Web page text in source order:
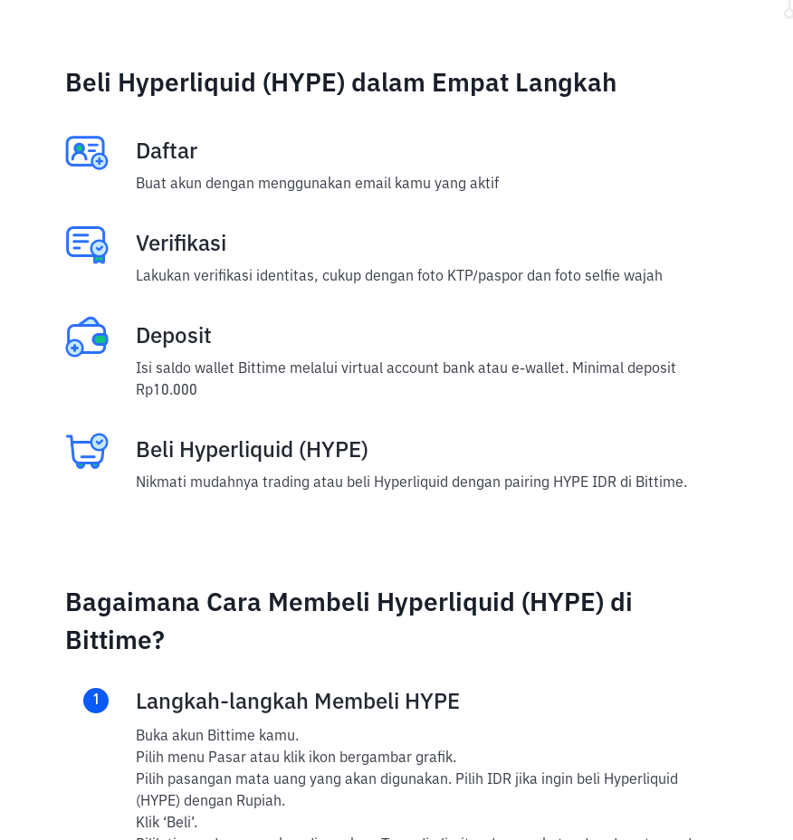
Beli Hyperliquid (HYPE) dalam Empat Langkah
Daftar
Buat akun dengan menggunakan email kamu yang aktif
Verifikasi
Lakukan verifikasi identitas, cukup dengan foto KTP/paspor dan foto selfie wajah
Deposit
Isi saldo wallet Bittime melalui virtual account bank atau e-wallet. Minimal deposit
Rp10.000
Beli Hyperliquid (HYPE)
Nikmati mudahnya trading atau beli Hyperliquid dengan pairing HYPE IDR di Bittime.
Bagaimana Cara Membeli Hyperliquid (HYPE) di
Bittime?
1 Langkah-langkah Membeli HYPE
Buka akun Bittime kamu.
Pilih menu Pasar atau klik ikon bergambar grafik.
Pilih pasangan mata uang yang akan digunakan. Pilih IDR jika ingin beli Hyperliquid
(HYPE) dengan Rupiah.
Klik ‘Beli’.